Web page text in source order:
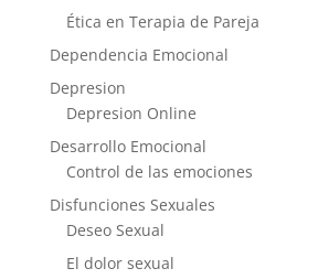
Ética en Terapia de Pareja
Dependencia Emocional
Depresion
Depresion Online
Desarrollo Emocional
Control de las emociones
Disfunciones Sexuales
Deseo Sexual
El dolor sexual